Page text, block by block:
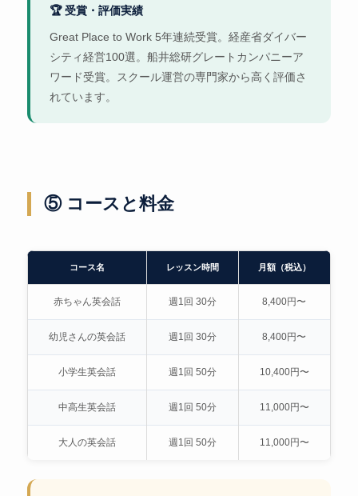
🏆 受賞・評価実績
Great Place to Work 5年連続受賞。経産省ダイバー
シティ経営100選。船井総研グレートカンパニーア
ワード受賞。スクール運営の専門家から高く評価さ
れています。
⑤ コースと料金
コース名 レッスン時間 月額（税込）
赤ちゃん英会話 週1回 30分 8,400円〜
幼児さんの英会話 週1回 30分 8,400円〜
小学生英会話 週1回 50分 10,400円〜
中高生英会話 週1回 50分 11,000円〜
大人の英会話 週1回 50分 11,000円〜